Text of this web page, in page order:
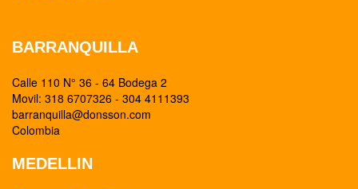
BARRANQUILLA
Calle 110 N° 36 - 64 Bodega 2
Movil: 318 6707326 - 304 4111393
barranquilla@donsson.com
Colombia
MEDELLIN